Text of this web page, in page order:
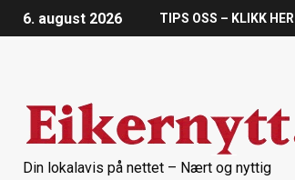
6. august 2026 TIPS OSS – KLIKK HER
Din lokalavis på nettet – Nært og nyttig